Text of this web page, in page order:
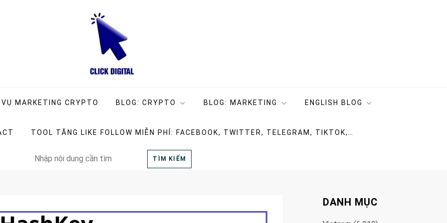
VỤ MARKETING CRYPTO BLOG: CRYPTO BLOG: MARKETING ENGLISH BLOG
TOOL TĂNG LIKE FOLLOW MIỄN PHÍ: FACEBOOK, TWITTER, TELEGRAM, TIKTOK,…
Search
TÌM KIẾM
DANH MỤC